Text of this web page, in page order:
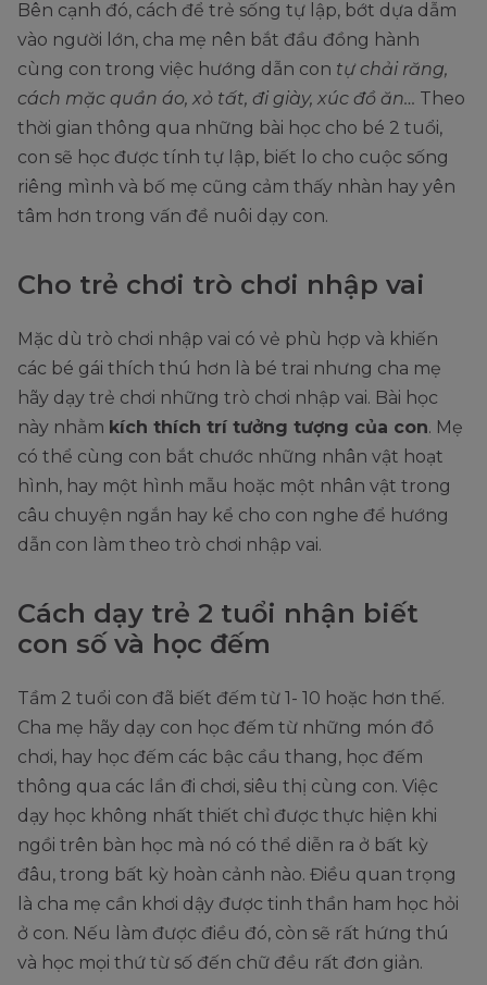
Bên cạnh đó, cách để trẻ sống tự lập, bớt dựa dẫm
vào người lớn, cha mẹ nên bắt đầu đồng hành
cùng con trong việc hướng dẫn con tự chải răng,
cách mặc quần áo, xỏ tất, đi giày, xúc đồ ăn… Theo
thời gian thông qua những bài học cho bé 2 tuổi,
con sẽ học được tính tự lập, biết lo cho cuộc sống
riêng mình và bố mẹ cũng cảm thấy nhàn hay yên
tâm hơn trong vấn đề nuôi dạy con.
Cho trẻ chơi trò chơi nhập vai
Mặc dù trò chơi nhập vai có vẻ phù hợp và khiến
các bé gái thích thú hơn là bé trai nhưng cha mẹ
hãy dạy trẻ chơi những trò chơi nhập vai. Bài học
này nhằm kích thích trí tưởng tượng của con. Mẹ
có thể cùng con bắt chước những nhân vật hoạt
hình, hay một hình mẫu hoặc một nhân vật trong
câu chuyện ngắn hay kể cho con nghe để hướng
dẫn con làm theo trò chơi nhập vai.
Cách dạy trẻ 2 tuổi nhận biết
con số và học đếm
Tầm 2 tuổi con đã biết đếm từ 1- 10 hoặc hơn thế.
Cha mẹ hãy dạy con học đếm từ những món đồ
chơi, hay học đếm các bậc cầu thang, học đếm
thông qua các lần đi chơi, siêu thị cùng con. Việc
dạy học không nhất thiết chỉ được thực hiện khi
ngồi trên bàn học mà nó có thể diễn ra ở bất kỳ
đâu, trong bất kỳ hoàn cảnh nào. Điều quan trọng
là cha mẹ cần khơi dậy được tinh thần ham học hỏi
ở con. Nếu làm được điều đó, còn sẽ rất hứng thú
và học mọi thứ từ số đến chữ đều rất đơn giản.